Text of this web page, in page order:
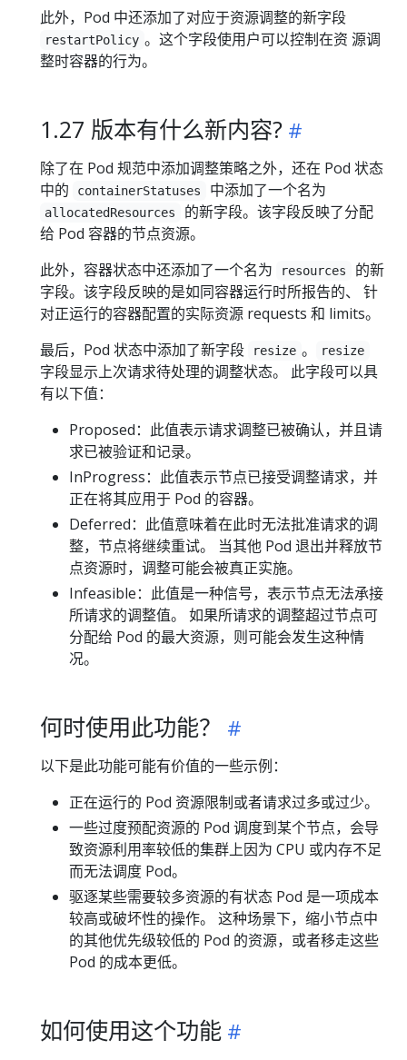
此外，Pod 中还添加了对应于资源调整的新字段
restartPolicy 。这个字段使用户可以控制在资 源调
整时容器的行为。
1.27 版本有什么新内容?
除了在 Pod 规范中添加调整策略之外，还在 Pod 状态
中的
containerStatuses 中添加了一个名为
allocatedResources
的新字段。该字段反映了分配
给 Pod 容器的节点资源。
此外，容器状态中还添加了一个名为
resources
的新
字段。该字段反映的是如同容器运行时所报告的、 针
对正运行的容器配置的实际资源 requests 和 limits。
最后，Pod 状态中添加了新字段
resize 。 resize
字段显示上次请求待处理的调整状态。 此字段可以具
有以下值：
Proposed：此值表示请求调整已被确认，并且请
求已被验证和记录。
InProgress：此值表示节点已接受调整请求，并
正在将其应用于 Pod 的容器。
Deferred：此值意味着在此时无法批准请求的调
整，节点将继续重试。 当其他 Pod 退出并释放节
点资源时，调整可能会被真正实施。
Infeasible：此值是一种信号，表示节点无法承接
所请求的调整值。 如果所请求的调整超过节点可
分配给 Pod 的最大资源，则可能会发生这种情
况。
何时使用此功能？
以下是此功能可能有价值的一些示例：
正在运行的 Pod 资源限制或者请求过多或过少。
一些过度预配资源的 Pod 调度到某个节点，会导
致资源利用率较低的集群上因为 CPU 或内存不足
而无法调度 Pod。
驱逐某些需要较多资源的有状态 Pod 是一项成本
较高或破坏性的操作。 这种场景下，缩小节点中
的其他优先级较低的 Pod 的资源，或者移走这些
Pod 的成本更低。
如何使用这个功能